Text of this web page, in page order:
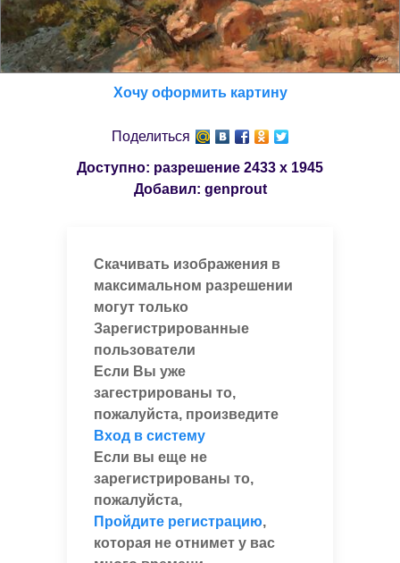
Хочу оформить картину
Поделиться
Доступно: разрешение 2433 x 1945
Добавил: genprout
Скачивать изображения в
максимальном разрешении
могут только
Зарегистрированные
пользователи
Если Вы уже
загестрированы то,
пожалуйста, произведите
Вход в систему
Если вы еще не
зарегистрированы то,
пожалуйста,
Пройдите регистрацию,
которая не отнимет у вас